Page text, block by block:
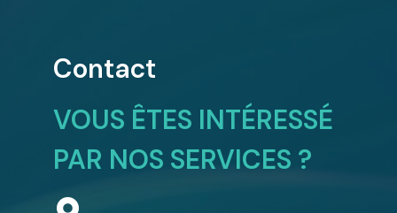
Contact
VOUS ÊTES INTÉRESSÉ
PAR NOS SERVICES ?